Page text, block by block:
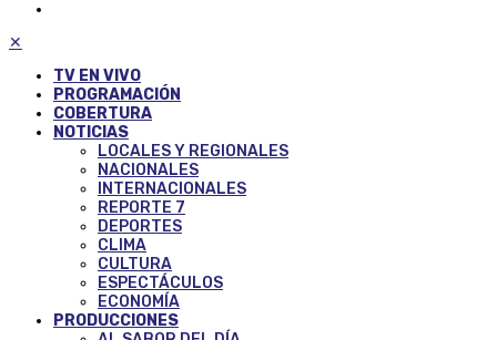
✕
TV EN VIVO
PROGRAMACIÓN
COBERTURA
NOTICIAS
LOCALES Y REGIONALES
NACIONALES
INTERNACIONALES
REPORTE 7
DEPORTES
CLIMA
CULTURA
ESPECTÁCULOS
ECONOMÍA
PRODUCCIONES